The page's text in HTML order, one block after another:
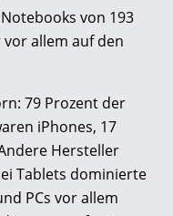
von 193
allem auf den
79 Prozent der
iPhones, 17
Hersteller
Tablets dominierte
PCs vor allem